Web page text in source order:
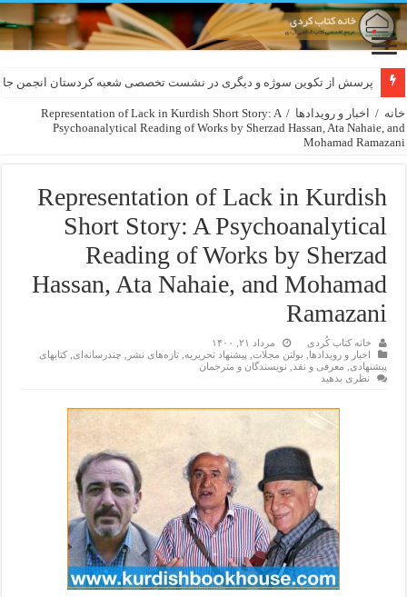
پرسش از تکوین سوژه و دیگری در نشست تخصصی شعبه کردستان انجمن
لەسەر کێشی ڕوباعی و به نەغمەی قەڵەمی «ئالی»
خانه / اخبار و رویدادها /
Representation of Lack in Kurdish Short Story: A
Psychoanalytical Reading of Works by Sherzad Hassan, Ata Nahaie, and
Mohamad Ramazani
Representation of Lack in Kurdish
Short Story: A Psychoanalytical
Reading of Works by Sherzad
Hassan, Ata Nahaie, and Mohamad
Ramazani
خانه کتاب کُردی
مرداد ۲۱, ۱۴۰۰
اخبار و رویدادها
بولتن مجلات پیشنهاد تحریریه ,تازەهای نشر چندرسانه‌ای ,کتابهای
پیشنهادی
معرفی و نقد
نویسندگان و مترجمان
نظری بدهید